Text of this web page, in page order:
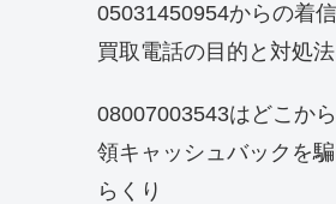
05031450954からの着
買取電話の目的と対処法
08007003543はどこか
領キャッシュバックを
らくり